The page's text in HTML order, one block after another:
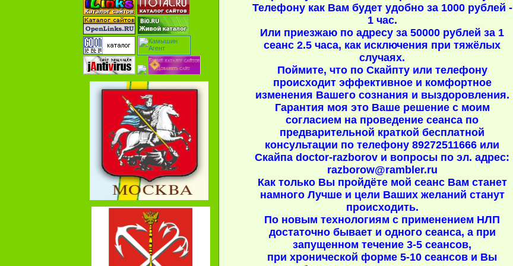
Телефону как Вам будет удобно за 1000 рублей -
1 час.
Или приезжаю по адресу за 50000 рублей за 1
сеанс 2.5 часа, как исключения при тяжёлых
случаях.
Поймите, что по Скайпту или телефону
происходит эффективное и комфортное
изменения Вашего сознания и выздоровления.
Гарантия моя это Ваше решение с моим
согласием на проведение сеанса по
предварительной краткой бесплатной
консультации по телефону 89272511666 или
Скайпа doctor-razborov и вопросы по эл. адрес:
razborow@rambler.ru
Как только Вы пройдёте мой сеанс Вам станет
намного Лучше и цели Ваших желаний станут
происходить.
По новым технологиям с применением НЛП
достаточно бывает и одного сеанса, а при
запущенном течение 3-5 сеансов,
при хронической форме 5-10 сеансов и Вы